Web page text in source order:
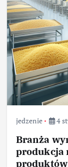
jedzenie 4
Branża
produkcja
produktów